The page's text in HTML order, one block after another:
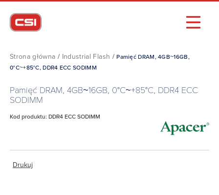
Strona główna / Industrial Flash /Pamięć DRAM, 4GB~16GB,
0°C~+85°C, DDR4 ECC SODIMM
Pamięć DRAM, 4GB~16GB, 0°C~+85°C, DDR4 ECC
SODIMM
Kod produktu: DDR4 ECC SODIMM
Drukuj